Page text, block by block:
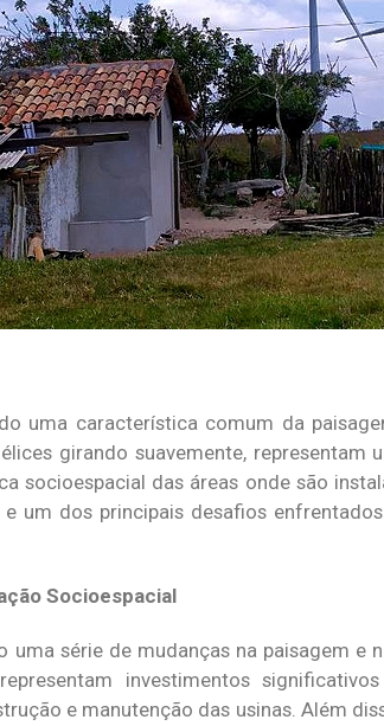
uma característica comum da
girando suavemente,
socioespacial das áreas onde são
um dos principais desafios
Socioespacial
uma série de mudanças na paisagem e
investimentos
e manutenção das usinas. Além